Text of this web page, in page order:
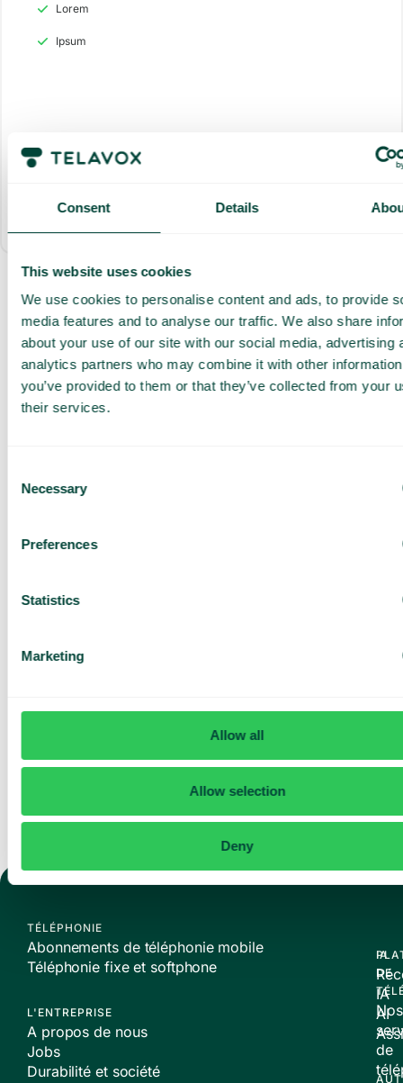
Consent Details
This website uses cookies
We use cookies to personalise content and ads, to provide
media features and to analyse our traffic. We also share
about your use of our site with our social media, advertising
analytics partners who may combine it with other
you’ve provided to them or that they’ve collected from your
their services.
Selection
Necessary
Preferences
Statistics
Marketing
Allow all
Allow selection
Deny
Lorem
Ipsum
Obtenez une
démo et une
offre sur
mesure
entreprise
équipe
TÉLÉPHONIE
Abonnements de téléphonie mobile
Téléphonie fixe et softphone
L'ENTREPRISE
A propos de nous
Jobs
Durabilité et société
DE
Nos
de
IA
IA
AI